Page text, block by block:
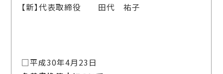
【新】代表取締役 田代 祐子
□平成30年4月23日